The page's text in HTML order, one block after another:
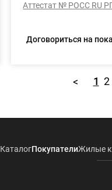
Аттестат № РОСС RU
Договориться на
< 1 2
КаталогПокупателиЖилые